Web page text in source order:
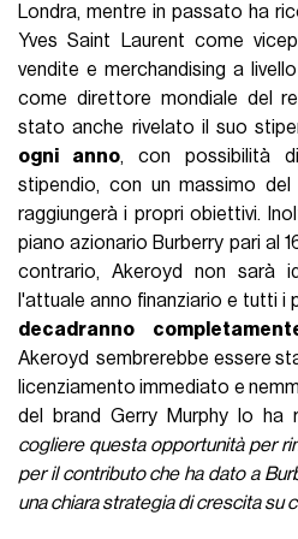
Londra, mentre in passato ha
Yves Saint Laurent come
vendite e merchandising a
come direttore mondiale del
stato anche rivelato il suo
ogni anno, con possibilità
stipendio, con un massimo
raggiungerà i propri obiettivi.
piano azionario Burberry pari al
contrario, Akeroyd non sarà
l'attuale anno finanziario e tutti i
decadranno
Akeroyd sembrerebbe essere
licenziamento immediato e
del brand Gerry Murphy lo ha
cogliere questa opportunità per
per il contributo che ha dato a
una chiara strategia di crescita su